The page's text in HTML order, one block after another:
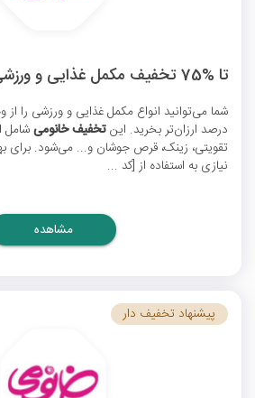
تا %75 تخفیف مکمل غذایی و ورزشی خانومی
درصد ارزان‌تر بخرید. اینتخفیف خانومیشامل
تقویتی، زینک، قرص جوشان و... می‌شود. برای
نیازی به استفاده از [کد ...
مشاهده
پیشنهاد تخفیف دار